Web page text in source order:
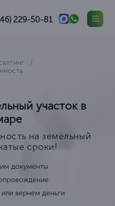
229-50-81
участок в
на земельный
сроки!
документы
или вернем деньги